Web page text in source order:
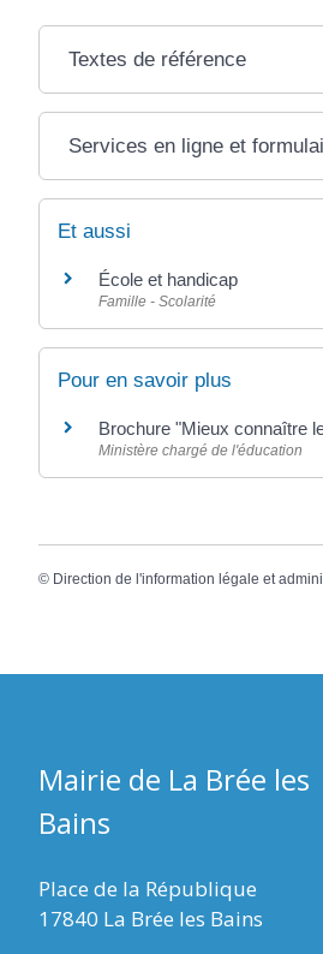
Textes de référence
Services en ligne et
Et aussi
École et handicap
Famille - Scolarité
Pour en savoir plus
Brochure "Mieux connaître
Ministère chargé de l'éducation
© Direction de l'information légale et
Mairie de La Brée les
Bains
Place de la République
17840 La Brée les Bains